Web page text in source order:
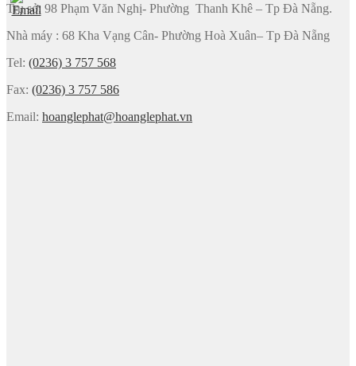
Trụ sở: 98 Phạm Văn Nghị- Phường Thanh Khê – Tp Đà Nẵng.
Nhà máy : 68 Kha Vạng Cân- Phường Hoà Xuân– Tp Đà Nẵng
Tel: (0236) 3 757 568
Fax: (0236) 3 757 586
Email: hoanglephat@hoanglephat.vn